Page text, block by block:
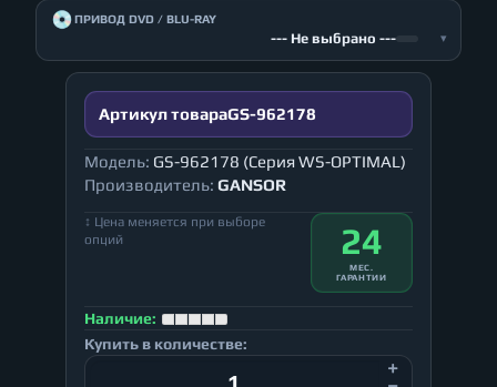
💿ПРИВОД DVD / BLU-RAY
--- Не выбрано --- ▾
Артикул товараGS-962178
Модель: GS-962178 (Серия WS-OPTIMAL)
Производитель: GANSOR
↕ Цена меняется при выборе
опций
24
МЕС.
ГАРАНТИИ
Наличие:
Купить в количестве: